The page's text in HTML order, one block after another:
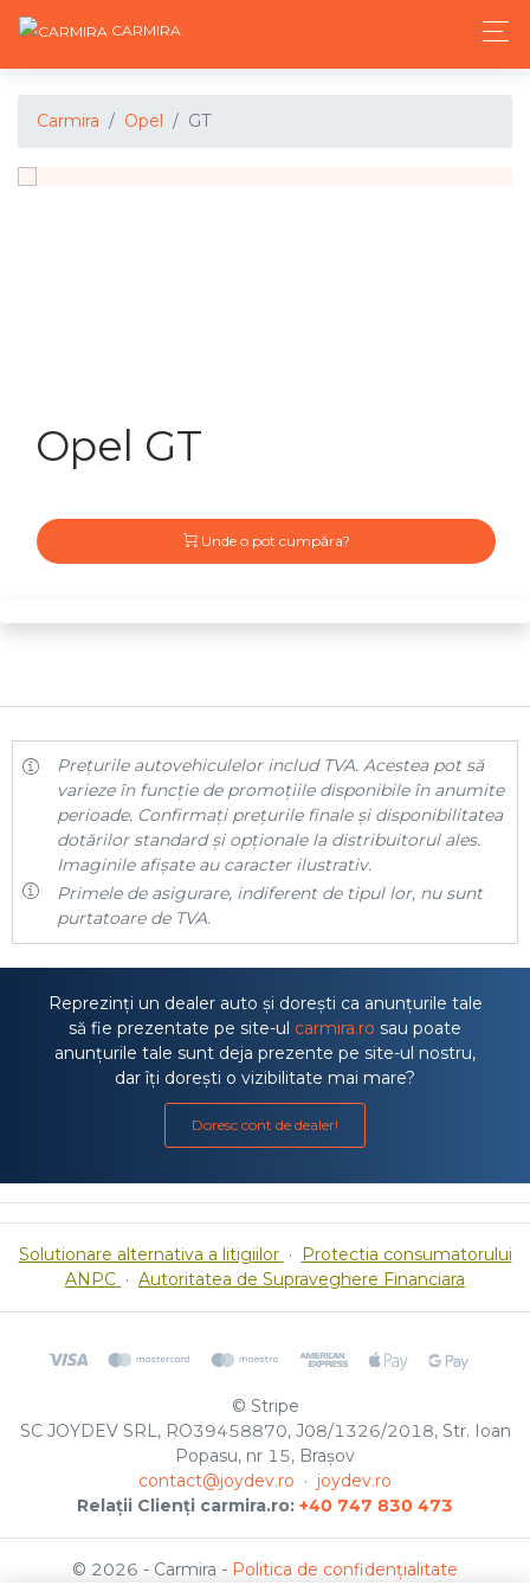
CARMIRA
Carmira Opel GT
Opel GT
Unde o pot cumpăra?
Prețurile autovehiculelor includ TVA. Acestea pot să
varieze în funcție de promoțiile disponibile în anumite
perioade. Confirmați prețurile finale și disponibilitatea
dotărilor standard și opționale la distribuitorul ales.
Imaginile afișate au caracter ilustrativ.
Primele de asigurare, indiferent de tipul lor, nu sunt
purtatoare de TVA.
Reprezinți un dealer auto și dorești ca anunțurile tale
să fie prezentate pe site-ul carmira.ro sau poate
anunțurile tale sunt deja prezente pe site-ul nostru,
dar îți dorești o vizibilitate mai mare?
Doresc cont de dealer!
Solutionare alternativa a litigiilor · Protectia consumatorului
ANPC · Autoritatea de Supraveghere Financiara
© Stripe
SC JOYDEV SRL, RO39458870, J08/1326/2018, Str. Ioan
Popasu, nr 15, Brașov
contact@joydev.ro · joydev.ro
Relații Clienți carmira.ro: +40 747 830 473
© 2026 - Carmira - Politica de confidențialitate